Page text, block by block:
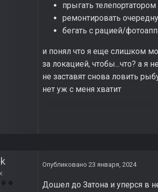
прыгать телепортатором
ремонтировать
бегать с рацией/
и понял что я еще слишком
за локацией, чтобы...что? а я
не заставят снова ловить
нет уж с меня хватит
Опубликовано 23 января, 2024
Дошел до Затона и уперся в